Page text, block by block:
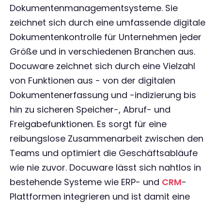
Dokumentenmanagementsysteme. Sie
zeichnet sich durch eine umfassende digitale
Dokumentenkontrolle für Unternehmen jeder
Größe und in verschiedenen Branchen aus.
Docuware zeichnet sich durch eine Vielzahl
von Funktionen aus - von der digitalen
Dokumentenerfassung und -indizierung bis
hin zu sicheren Speicher-, Abruf- und
Freigabefunktionen. Es sorgt für eine
reibungslose Zusammenarbeit zwischen den
Teams und optimiert die Geschäftsabläufe
wie nie zuvor. Docuware lässt sich nahtlos in
bestehende Systeme wie ERP- und CRM-
Plattformen integrieren und ist damit eine